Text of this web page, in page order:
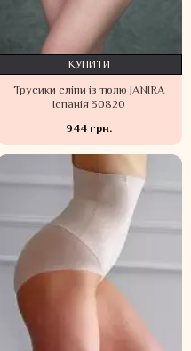
Трусики сліпи із тюлю JANIRA
Іспанія 30820
944 грн.
КУПИТИ